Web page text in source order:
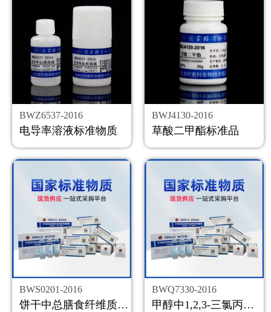
BWZ6537-2016
电导率溶液标准物质
BWJ4130-2016
草酸二甲酯标准品
BWS0201-2016
饼干中总膳食纤维质控样品
BWQ7330-2016
甲醇中1,2,3-三氯丙烷溶液标准物质
公司主页
购物车
会员中心
联系我们
返回主页